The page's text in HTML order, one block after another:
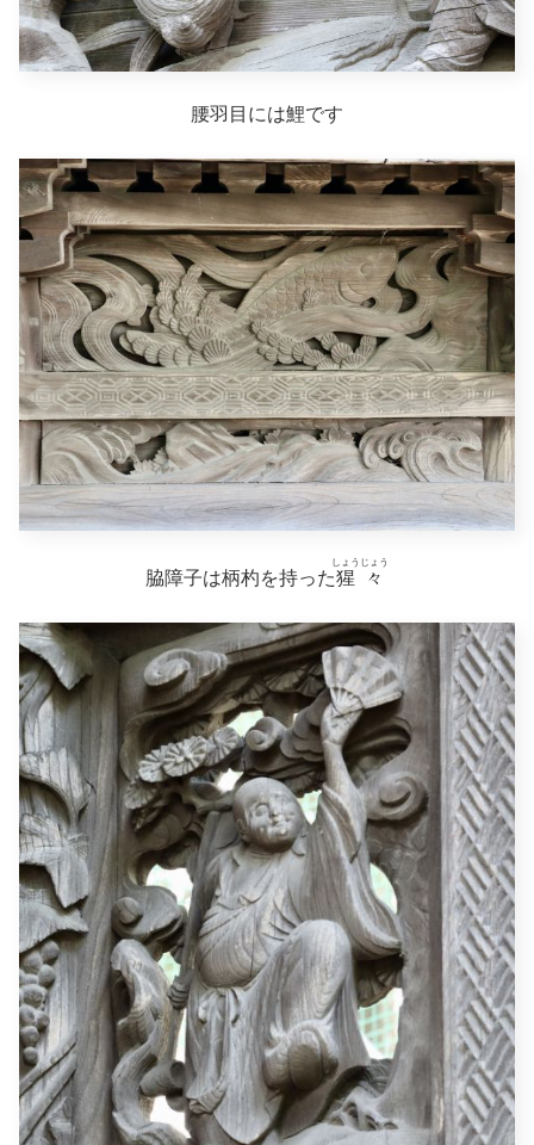
腰羽目には鯉です
脇障子は柄杓を持った猩々
しょうじょう